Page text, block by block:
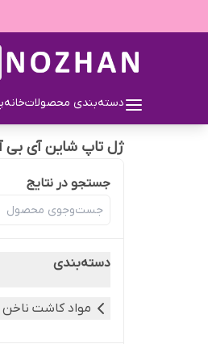
دسته‌بندی محصولاتخانه
ژل تاپ شاین آی بی
جستجو در نتایج
دسته‌بندی
مواد کاشت ناخن